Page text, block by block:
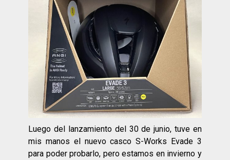
Luego del lanzamiento del 30 de junio, tuve en
mis manos el nuevo casco S-Works Evade 3
para poder probarlo, pero estamos en invierno y